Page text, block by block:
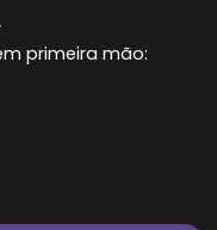
primeira mão: